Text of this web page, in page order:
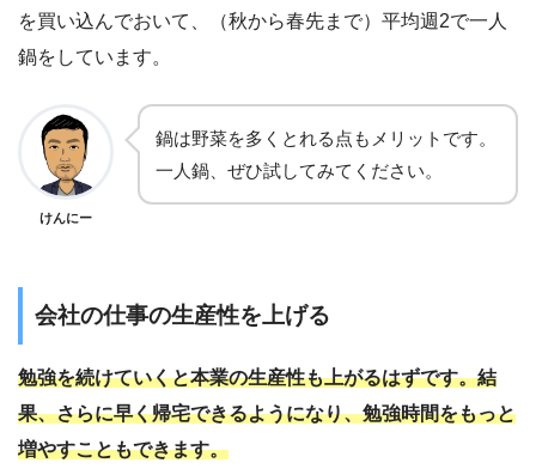
を買い込んでおいて、（秋から春先まで）平均週2で一人
鍋をしています。
けんにー
鍋は野菜を多くとれる点もメリットです。
一人鍋、ぜひ試してみてください。
会社の仕事の生産性を上げる
勉強を続けていくと本業の生産性も上がるはずです。結
果、さらに早く帰宅できるようになり、勉強時間をもっと
増やすこともできます。